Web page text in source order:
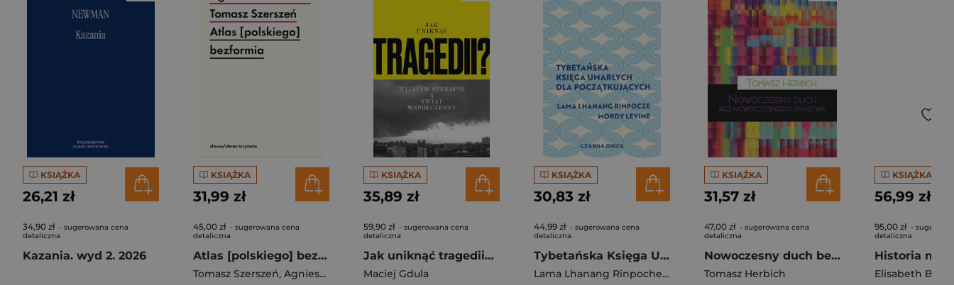
KSIĄŻKA
26,21 zł
34,90 zł - sugerowana cena
detaliczna
Kazania. wyd 2. 2026
KSIĄŻKA
31,99 zł
45,00 zł - sugerowana cena
detaliczna
Atlas [polskiego] bezformia
Tomasz Szerszeń, Agnieszka Dauksza
KSIĄŻKA
35,89 zł
59,90 zł - sugerowana cena
detaliczna
Jak uniknąć tragedii? William Szekspir a świat współczesny
Maciej Gdula
KSIĄŻKA
30,83 zł
44,99 zł - sugerowana cena
detaliczna
Tybetańska Księga Umarłych dla początkujących
Lama Lhanang Rinpoche
,Levine Mordy
KSIĄŻKA
31,57 zł
47,00 zł - sugerowana cena
detaliczna
Nowoczesny duch bez nowoczesnego państwa
Tomasz Herbich
KSIĄŻKA
56,99 zł
95,00 zł -
detaliczna
Elisabeth